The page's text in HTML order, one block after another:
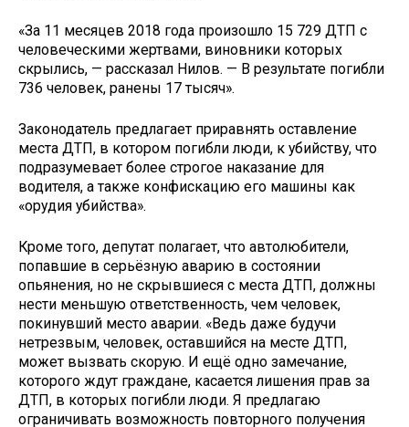
«За 11 месяцев 2018 года произошло 15 729 ДТП с
человеческими жертвами, виновники которых
скрылись, — рассказал Нилов. — В результате погибли
736 человек, ранены 17 тысяч».
Законодатель предлагает приравнять оставление
места ДТП, в котором погибли люди, к убийству, что
подразумевает более строгое наказание для
водителя, а также конфискацию его машины как
«орудия убийства».
Кроме того, депутат полагает, что автолюбители,
попавшие в серьёзную аварию в состоянии
опьянения, но не скрывшиеся с места ДТП, должны
нести меньшую ответственность, чем человек,
покинувший место аварии. «Ведь даже будучи
нетрезвым, человек, оставшийся на месте ДТП,
может вызвать скорую. И ещё одно замечание,
которого ждут граждане, касается лишения прав за
ДТП, в которых погибли люди. Я предлагаю
ограничивать возможность повторного получения